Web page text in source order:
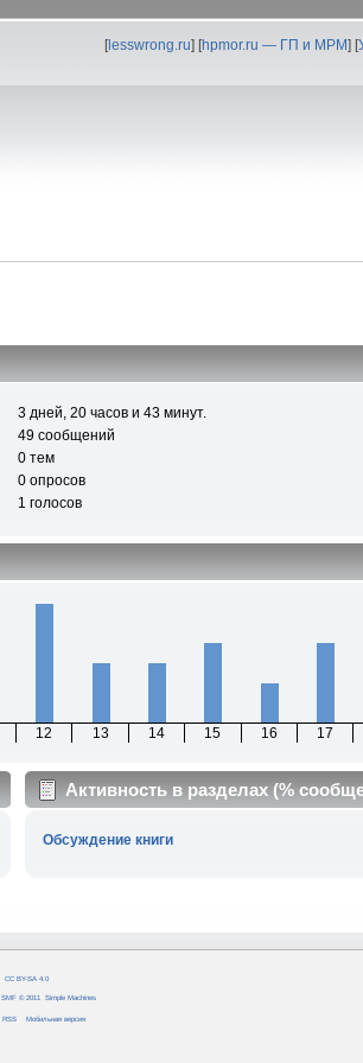
[lesswrong.ru] [hpmor.ru — ГП и МРМ] [
3 дней, 20 часов и 43 минут.
49 сообщений
0 тем
0 опросов
1 голосов
12 13 14 15 16 17
Активность в разделах (%
Обсуждение книги
CC BY-SA 4.0
SMF © 2011 Simple Machines
RSS Мобильная версия